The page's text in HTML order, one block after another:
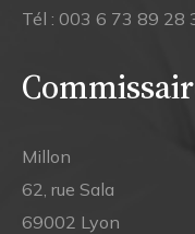
Tél : 003 6 73 89 28
Millon
62, rue Sala
69002 Lyon